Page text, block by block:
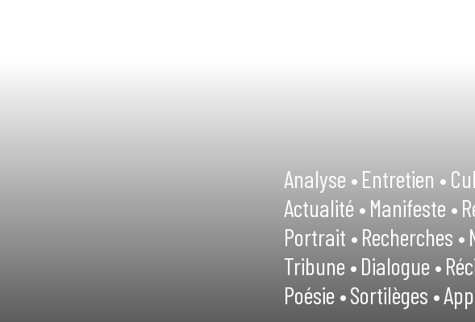
Analyse •Entretien •
Actualité •Manifeste •
Portrait •Recherches •
Tribune •Dialogue •
Poésie •Sortilèges •